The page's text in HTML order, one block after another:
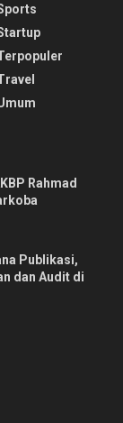
Rahmad
Publikasi,
dan Audit di